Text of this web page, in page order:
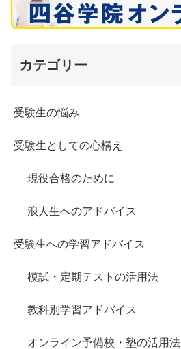
カテゴリー
受験生の悩み
受験生としての心構え
現役合格のために
浪人生へのアドバイス
受験生への学習アドバイス
模試・定期テストの活用法
教科別学習アドバイス
オンライン予備校・塾の活用法